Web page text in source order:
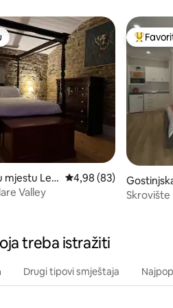
mjestu Lea
prosječna ocjena 4,98
4,98 (83)
Valley
Glavni
e
Skrovište
treba istražiti
Drugi tipovi smještaja